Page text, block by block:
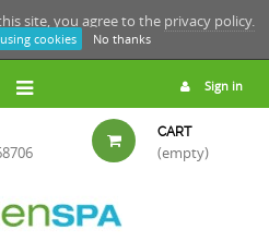
site, you agree to the privacy policy.
cookies No thanks
Sign in
CART
(empty)